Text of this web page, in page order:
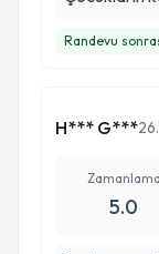
Randevu
H*** G***
Zamanlama
5.0